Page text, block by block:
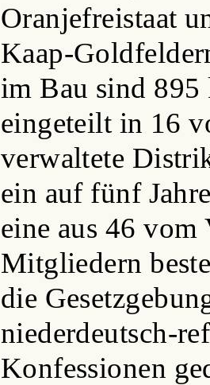
Oranjefreistaat
Kaap-
im Bau sind
eingeteilt in 16
verwaltete
ein auf fünf
eine aus 46
Mitgliedern
die
niederdeutsch-
Konfessionen